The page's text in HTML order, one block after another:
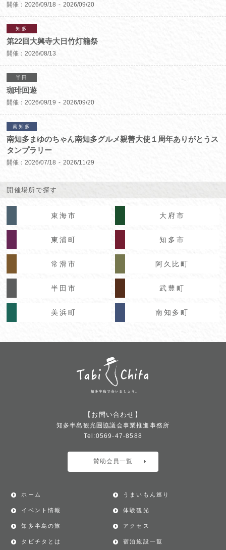
開催：2026/09/18 2026/09/20
知多
第22回大興寺大日竹灯籠祭
開催：2026/08/13
半田
珈琲回遊
開催：2026/09/19 2026/09/20
南知多
南知多まゆのちゃん南知多グルメ親善大使１周年ありがとうス
タンプラリー
開催：2026/07/18 2026/11/29
開催場所で探す
東海市 大府市
東浦町 知多市
常滑市 阿久比町
半田市 武豊町
美浜町 南知多町
【お問い合わせ】
知多半島観光圏協議会事業推進事務所
Tel:0569-47-8588
賛助会員一覧
ホーム うまいもん巡り
イベント情報 体験観光
知多半島の旅 アクセス
タビチタとは 宿泊施設一覧